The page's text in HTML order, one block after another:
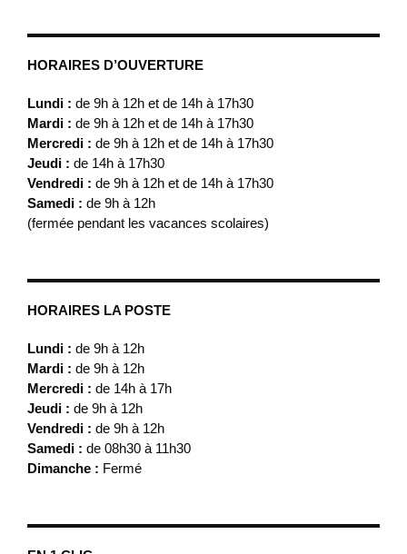
HORAIRES D’OUVERTURE
Lundi : de 9h à 12h et de 14h à 17h30
Mardi : de 9h à 12h et de 14h à 17h30
Mercredi : de 9h à 12h et de 14h à 17h30
Jeudi : de 14h à 17h30
Vendredi : de 9h à 12h et de 14h à 17h30
Samedi : de 9h à 12h
(fermée pendant les vacances scolaires)
HORAIRES LA POSTE
Lundi : de 9h à 12h
Mardi : de 9h à 12h
Mercredi : de 14h à 17h
Jeudi : de 9h à 12h
Vendredi : de 9h à 12h
Samedi : de 08h30 à 11h30
Dimanche : Fermé